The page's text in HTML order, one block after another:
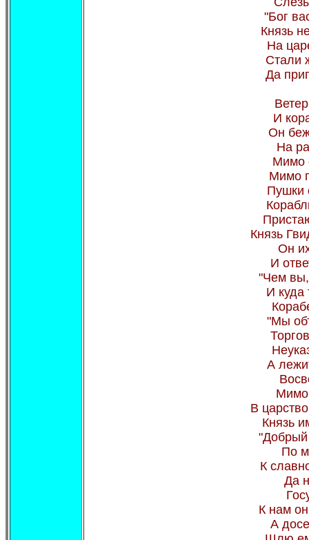
"Бог
Князь
На
Стали
Да
И
Он
На
Мимо
Мимо
Пушки
Князь
Он
И
"Чем вы,
И куда
"Мы
А
Мимо
В
Князь
"Добрый
По
К
Да
К нам
А